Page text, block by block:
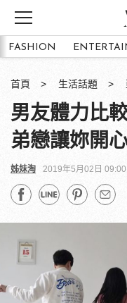
FASHION
首頁 生活話題
男友體力比
弟戀讓妳開
姊妹淘 2019年5月02日 09:00